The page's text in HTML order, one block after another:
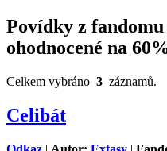
Povídky z
ohodnocené na
Celkem vybráno 3 záznamů.
Celibát